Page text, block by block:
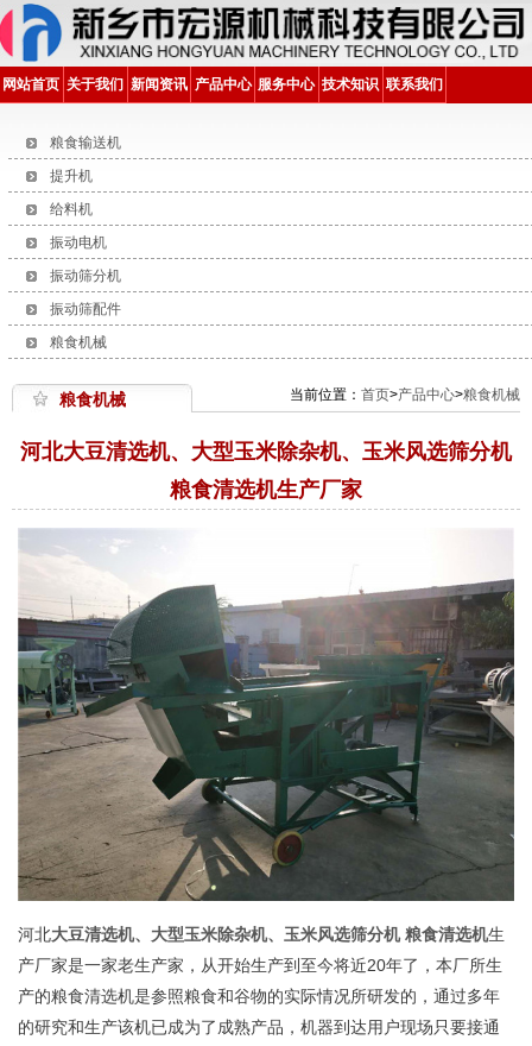
网站首页 关于我们 新闻资讯 产品中心 服务中心 技术知识 联系我们
粮食输送机
提升机
给料机
振动电机
振动筛分机
振动筛配件
粮食机械
粮食机械 当前位置： 首页>产品中心>粮食机械
河北大豆清选机、大型玉米除杂机、玉米风选筛分机
粮食清选机生产厂家
河北大豆清选机、大型玉米除杂机、玉米风选筛分机 粮食清选机生
产厂家是一家老生产家，从开始生产到至今将近20年了，本厂所生
产的粮食清选机是参照粮食和谷物的实际情况所研发的，通过多年
的研究和生产该机已成为了成熟产品，机器到达用户现场只要接通